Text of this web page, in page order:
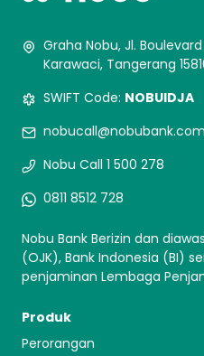
Graha Nobu, Jl.
Karawaci, Tangerang
SWIFT Code: NOBUIDJA
nobucall@nobubank.com
Nobu Call 1 500 278
0811 8512 728
Nobu Bank Berizin dan
(OJK), Bank Indonesia (BI)
penjaminan Lembaga
Produk
Perorangan